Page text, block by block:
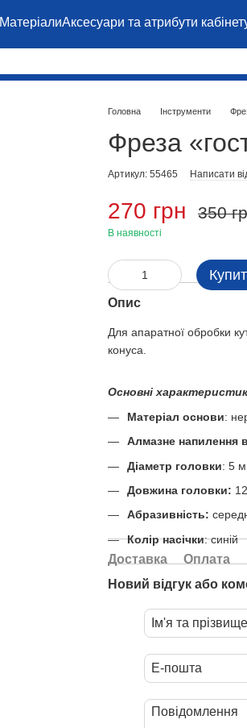
МатеріалиАксесуари та атрибути
Головна Інструменти
Фреза
Артикул: 55465 Написати
270 грн 350
В наявності
Опис
Для апаратної обробки
конуса.
Основні
Матеріал основи:
Алмазне напилення
Діаметр головки: 5
Довжина головки:
Абразивність:
Колір насічки: синій
Доставка
Оплата
Новий відгук або